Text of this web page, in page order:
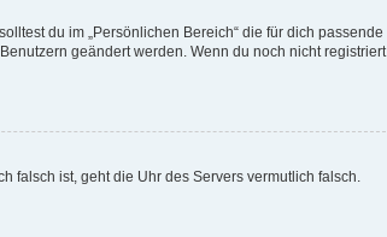
du im „Persönlichen Bereich“ die für dich passende
geändert werden. Wenn du noch nicht registriert
falsch ist, geht die Uhr des Servers vermutlich falsch.